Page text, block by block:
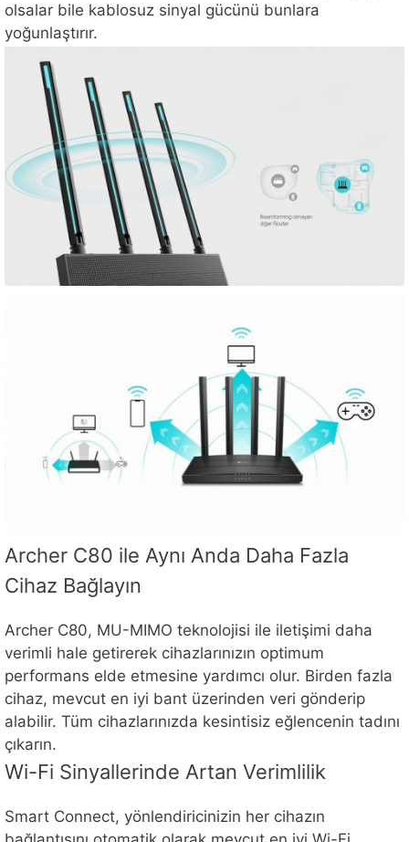
olsalar bile kablosuz sinyal gücünü bunlara
yoğunlaştırır.
Archer C80 ile Aynı Anda Daha Fazla
Cihaz Bağlayın
Archer C80, MU-MIMO teknolojisi ile iletişimi daha
verimli hale getirerek cihazlarınızın optimum
performans elde etmesine yardımcı olur. Birden fazla
cihaz, mevcut en iyi bant üzerinden veri gönderip
alabilir. Tüm cihazlarınızda kesintisiz eğlencenin tadını
çıkarın.
Wi-Fi Sinyallerinde Artan Verimlilik
Smart Connect, yönlendiricinizin her cihazın